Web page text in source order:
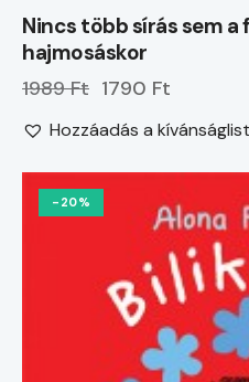
Nincs több sírás sem a
hajmosáskor
1989 Ft 1790 Ft
Hozzáadás a
-20%